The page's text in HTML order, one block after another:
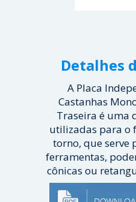
Detalhes
A Placa
Castanhas
Traseira é uma
utilizadas para o
torno, que serve
ferramentas,
cônicas ou
[ Veja